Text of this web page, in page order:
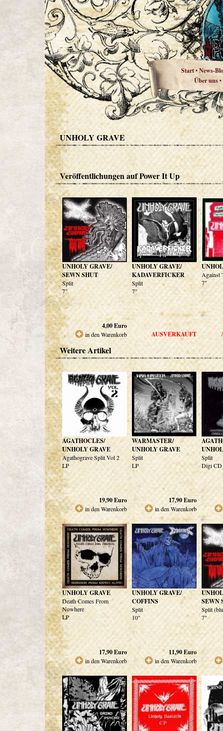
Start•News-
Über uns•
UNHOLY GRAVE
Veröffentlichungen auf Power It Up
UNHOLY GRAVE/
SEWN SHUT
Split
7"
4,00Euro
in den Warenkorb
UNHOLY GRAVE/
KADAVERFICKER
Split
7"
AUSVERKAUFT
Against
7"
Weitere Artikel
AGATHOCLES/
UNHOLY GRAVE
Agathograve Split Vol 2
LP
19,90Euro
in den Warenkorb
WARMASTER/
UNHOLY GRAVE
Split
LP
17,90Euro
in den Warenkorb
Split
Digi CD
UNHOLY GRAVE
Death Comes From
Nowhere
LP
17,90Euro
in den Warenkorb
UNHOLY GRAVE/
COFFINS
Split
10"
11,90Euro
in den Warenkorb
SEWN
Split
7"